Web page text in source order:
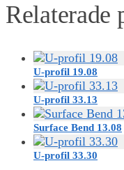
Relaterade
U-profil 19.08
U-profil 33.13
Surface Bend 13.08
U-profil 33.30